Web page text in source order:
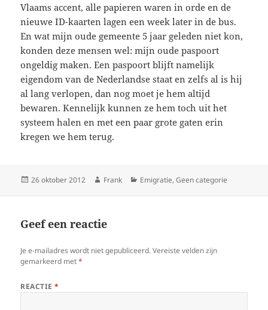
Vlaams accent, alle papieren waren in orde en de
nieuwe ID-kaarten lagen een week later in de bus.
En wat mijn oude gemeente 5 jaar geleden niet kon,
konden deze mensen wel: mijn oude paspoort
ongeldig maken. Een paspoort blijft namelijk
eigendom van de Nederlandse staat en zelfs al is hij
al lang verlopen, dan nog moet je hem altijd
bewaren. Kennelijk kunnen ze hem toch uit het
systeem halen en met een paar grote gaten erin
kregen we hem terug.
Geplaatst
26 oktober 2012 Auteur
Frank Categorieën
Emigratie,Geen categorie
Geef een reactie
Je e-mailadres wordt niet gepubliceerd. Vereiste velden zijn
gemarkeerd met*
REACTIE*